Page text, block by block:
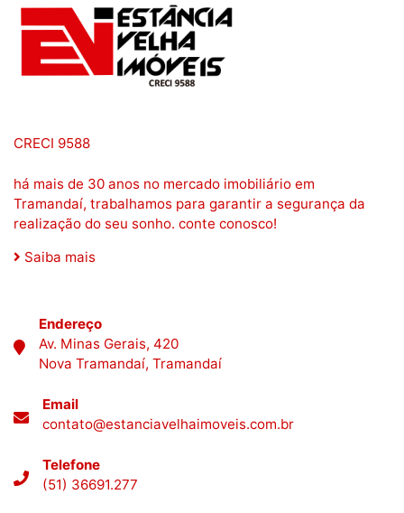
CRECI 9588
há mais de 30 anos no mercado imobiliário em
Tramandaí, trabalhamos para garantir a segurança da
realização do seu sonho. conte conosco!
Saiba mais
Endereço
Av. Minas Gerais, 420
Nova Tramandaí, Tramandaí
Email
contato@estanciavelhaimoveis.com.br
Telefone
(51) 36691.277